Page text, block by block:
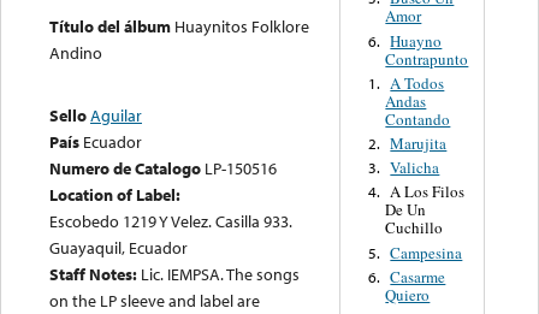
Título del álbum Huaynitos Folklore
Andino
SelloAguilar
País Ecuador
Numero de Catalogo LP-150516
Location of Label:
Escobedo 1219 Y Velez. Casilla 933.
Guayaquil, Ecuador
Staff Notes: Lic. IEMPSA. The songs
on the LP sleeve and label are
Amor
6. Huayno
Contrapunto
1. A Todos
Andas
Contando
2. Marujita
3. Valicha
4. A Los Filos
De Un
Cuchillo
5. Campesina
6. Casarme
Quiero